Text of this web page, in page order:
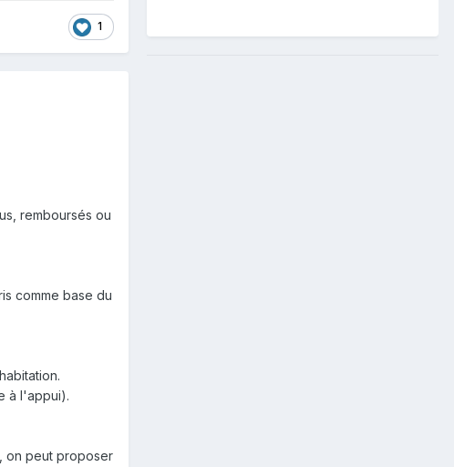
1
remboursés ou
comme base du
à l'appui).
on peut proposer